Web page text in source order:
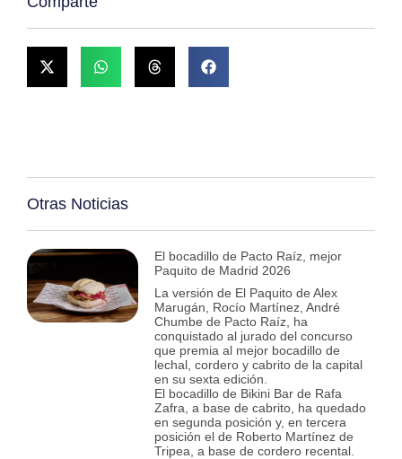
Otras Noticias
El bocadillo de Pacto Raíz, mejor
Paquito de Madrid 2026
La versión de El Paquito de Alex
Marugán, Rocío Martínez, André
Chumbe de Pacto Raíz, ha
conquistado al jurado del concurso
que premia al mejor bocadillo de
lechal, cordero y cabrito de la capital
en su sexta edición.
El bocadillo de Bikini Bar de Rafa
Zafra, a base de cabrito, ha quedado
en segunda posición y, en tercera
posición el de Roberto Martínez de
Tripea, a base de cordero recental.